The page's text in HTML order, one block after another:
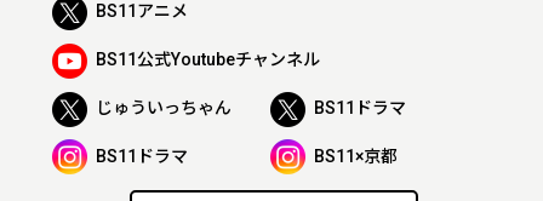
BS11アニメ
BS11公式Youtubeチャンネル
じゅういっちゃん BS11ドラマ
BS11ドラマ BS11×京都